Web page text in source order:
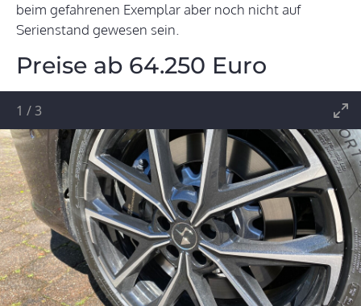
beim gefahrenen Exemplar aber noch nicht auf
Serienstand gewesen sein.
Preise ab 64.250 Euro
1 /3